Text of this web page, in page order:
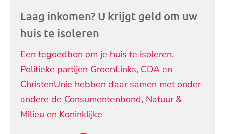
Laag inkomen? U krijgt geld om uw
huis te isoleren
Een tegoedbon om je huis te isoleren.
Politieke partijen GroenLinks, CDA en
ChristenUnie hebben daar samen met onder
andere de Consumentenbond, Natuur &
Milieu en Koninklijke